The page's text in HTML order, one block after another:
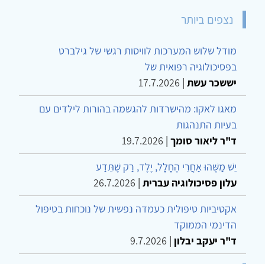
נצפים ביותר
מודל שלוש המערכות לוויסות רגשי של גילברט
בפסיכולוגיה רפואית של
יששכר עשת |
17.7.2026
מאגו לאקו: מהישרדות להגשמה בהורות לילדים עם
בעיות התנהגות
ד"ר ליאור סומך |
19.7.2026
יֵשׁ מַשֶּׁהוּ אַחֲרֵי הֶחָלָל, יֶלֶד, רַק שֶׁתֵּדַע
עלון פסיכולוגיה עברית |
26.7.2026
אקטיביות טיפולית כעמדה נפשית של נוכחות בטיפול
הדינמי הממוקד
ד"ר יעקב יבלון |
9.7.2026